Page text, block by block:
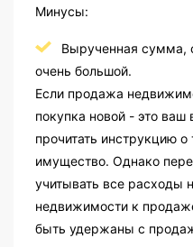
Минусы:
Вырученная сумма,
очень большой.
Если продажа
покупка новой - это
прочитать инструкцию
имущество. Однако
учитывать все расходы
недвижимости к
быть удержаны с